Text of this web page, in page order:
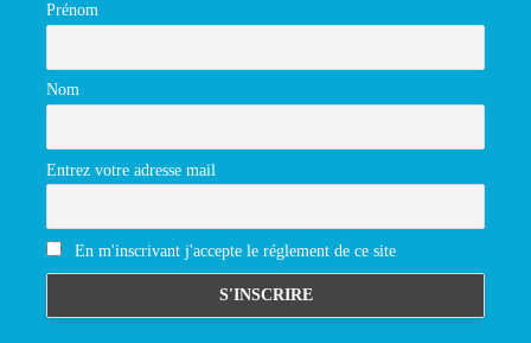
Prénom
Nom
Entrez votre adresse mail
En m'inscrivant j'accepte le réglement de ce site